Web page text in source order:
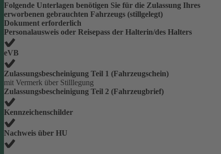
Folgende Unterlagen benötigen Sie für die Zulassung Ihres
erworbenen gebrauchten Fahrzeugs (stillgelegt)
Dokument erforderlich
Personalausweis oder Reisepass der Halterin/des Halters
eVB
Zulassungsbescheinigung Teil 1 (Fahrzeugschein)
mit Vermerk über Stilllegung
Zulassungsbescheinigung Teil 2 (Fahrzeugbrief)
Kennzeichenschilder
Nachweis über HU